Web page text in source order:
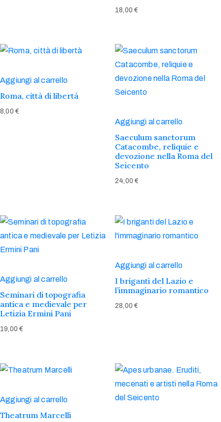
18,00€
Aggiungi al carrello
Roma, città di libertà
8,00 €
Aggiungi al carrello
Saeculum sanctorum
Catacombe, reliquie e
devozione nella Roma del
Seicento
24,00€
Aggiungi al carrello
Seminari di topografia
antica e medievale per
Letizia Ermini Pani
19,00€
Aggiungi al carrello
I briganti del Lazio e
l’immaginario romantico
28,00€
Aggiungi al carrello
Theatrum Marcelli